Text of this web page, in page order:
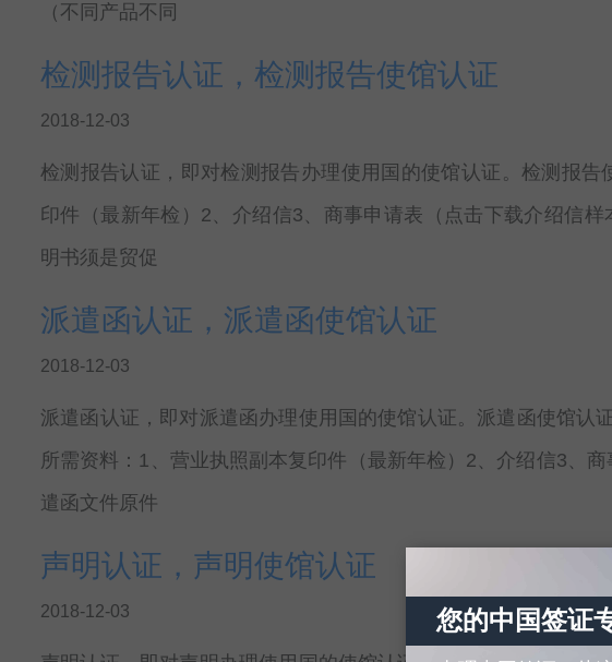
（不同产品不同
检测报告认证，检测报告使馆认证
2018-12-03
检测报告认证，即对检测报告办理使用国的使馆认证。检测报
印件（最新年检）2、介绍信3、商事申请表（点击下载介绍信
明书须是贸促
派遣函认证，派遣函使馆认证
2018-12-03
派遣函认证，即对派遣函办理使用国的使馆认证。派遣函使馆认
所需资料：1、营业执照副本复印件（最新年检）2、介绍信3、
遣函文件原件
声明认证，声明使馆认证
2018-12-03 您的中国签证